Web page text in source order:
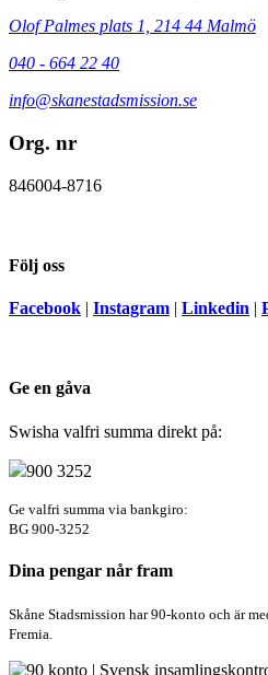
Olof Palmes plats 1, 214 44 Malmö
040 - 664 22 40
info@skanestadsmission.se
Org. nr
846004-8716
Följ oss
Facebook | Instagram | Linkedin |
Ge en gåva
Swisha valfri summa direkt på:
900 3252
Ge valfri summa via bankgiro:
BG 900-3252
Dina pengar når fram
Skåne Stadsmission har 90-konto och är
Fremia.